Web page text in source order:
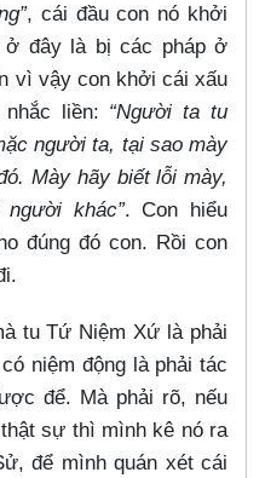
, cái đầu con nó khởi
ở đây là bị các pháp ở
vì vậy con khởi cái xấu
liền: “Người ta tu
người ta, tại sao mày
Mày hãy biết lỗi mày,
khác”. Con hiểu
đúng đó con. Rồi con
tu Tứ Niệm Xứ là phải
niệm động là phải tác
để. Mà phải rõ, nếu
sự thì mình kê nó ra
để mình quán xét cái